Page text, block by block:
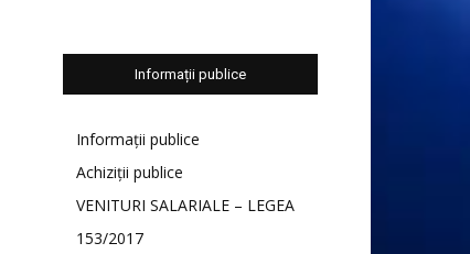
Informații publice
Informații publice
Achiziții publice
VENITURI SALARIALE – LEGEA
153/2017